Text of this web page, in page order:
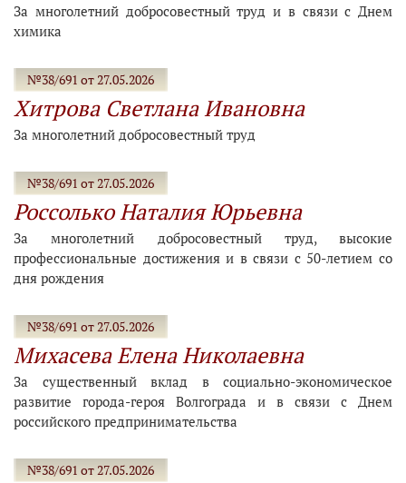
За многолетний добросовестный труд и в связи с Днем
химика
№38/691 от 27.05.2026
Хитрова Светлана Ивановна
За многолетний добросовестный труд
№38/691 от 27.05.2026
Россолько Наталия Юрьевна
За многолетний добросовестный труд, высокие
профессиональные достижения и в связи с 50-летием со
дня рождения
№38/691 от 27.05.2026
Михасева Елена Николаевна
За существенный вклад в социально-экономическое
развитие города-героя Волгограда и в связи с Днем
российского предпринимательства
№38/691 от 27.05.2026